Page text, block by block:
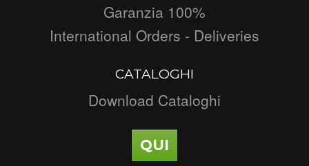
Garanzia 100%
International Orders - Deliveries
CATALOGHI
Download Cataloghi
QUI